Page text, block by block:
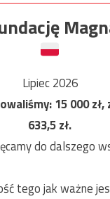
Lipiec 2026
15 000
633,5zł.
do dalszego
tego jak ważne